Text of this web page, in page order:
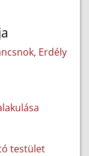
Erdély
testület